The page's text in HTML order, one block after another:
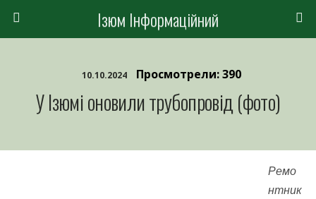
Ізюм Інформаційний
10.10.2024 Просмотрели: 390
У Ізюмі оновили трубопровід (фото)
Ремо
нтник